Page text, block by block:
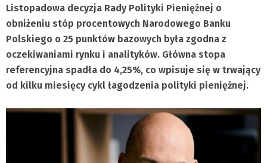
Listopadowa decyzja Rady Polityki Pieniężnej o
obniżeniu stóp procentowych Narodowego Banku
Polskiego o 25 punktów bazowych była zgodna z
oczekiwaniami rynku i analityków. Główna stopa
referencyjna spadła do 4,25%, co wpisuje się w trwający
od kilku miesięcy cykl łagodzenia polityki pieniężnej.